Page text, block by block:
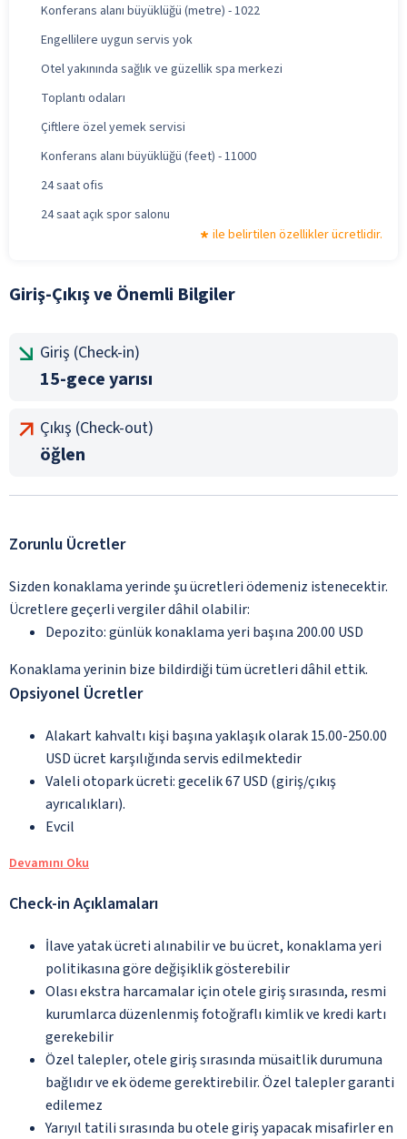
Konferans alanı büyüklüğü (metre) - 1022
Engellilere uygun servis yok
Otel yakınında sağlık ve güzellik spa merkezi
Toplantı odaları
Çiftlere özel yemek servisi
Konferans alanı büyüklüğü (feet) - 11000
24 saat ofis
24 saat açık spor salonu
ile belirtilen özellikler ücretlidir.
Giriş-Çıkış ve Önemli Bilgiler
Giriş (Check-in)
15-gece yarısı
Çıkış (Check-out)
öğlen
Zorunlu Ücretler
Sizden konaklama yerinde şu ücretleri ödemeniz istenecektir.
Ücretlere geçerli vergiler dâhil olabilir:
Depozito: günlük konaklama yeri başına 200.00 USD
Konaklama yerinin bize bildirdiği tüm ücretleri dâhil ettik.
Opsiyonel Ücretler
Alakart kahvaltı kişi başına yaklaşık olarak 15.00-250.00
USD ücret karşılığında servis edilmektedir
Valeli otopark ücreti: gecelik 67 USD (giriş/çıkış
ayrıcalıkları).
Evcil
Devamını Oku
Check-in Açıklamaları
İlave yatak ücreti alınabilir ve bu ücret, konaklama yeri
politikasına göre değişiklik gösterebilir
Olası ekstra harcamalar için otele giriş sırasında, resmi
kurumlarca düzenlenmiş fotoğraflı kimlik ve kredi kartı
gerekebilir
Özel talepler, otele giriş sırasında müsaitlik durumuna
bağlıdır ve ek ödeme gerektirebilir. Özel talepler garanti
edilemez
Yarıyıl tatili sırasında bu otele giriş yapacak misafirler en